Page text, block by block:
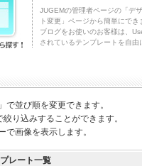
JUGEMの管理者ページの「デ
ト変更」ページから簡単にで
ブログをお使いのお客様は、
されているテンプレートを自由
で並び順を変更できます。
り込みすることができます。
で画像を表示します。
レート一覧